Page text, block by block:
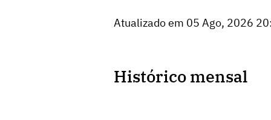
Atualizado em 05 Ago, 2026
Histórico mensal